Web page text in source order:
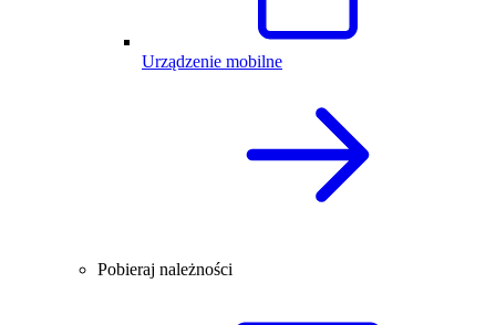
Urządzenie mobilne
Pobieraj należności